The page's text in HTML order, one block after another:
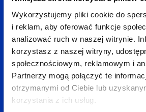
Wykorzystujemy pliki cookie do
i reklam, aby oferować funkcje
analizować ruch w naszej witrynie.
korzystasz z naszej witryny,
społecznościowym, reklamowym i
Partnerzy mogą połączyć te
otrzymanymi od Ciebie lub
korzystania z ich usług.
w nieograniczonym zakresie, stale
monitorowaliśmy ich
pracy i samopoczucia z tym
m.in. poprzez wewnętrzne i
Staraliśmy się również wspierać
biznesowe, m.in. poprzez
„Ratujemy lokalne biznesy”, w